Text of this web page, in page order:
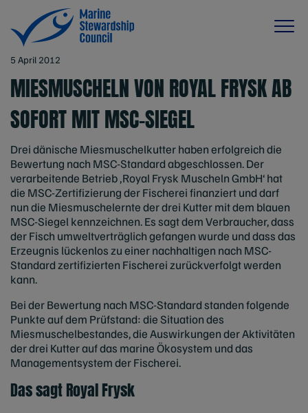
5 April 2012
MIESMUSCHELN VON ROYAL FRYSK AB
SOFORT MIT MSC-SIEGEL
Drei dänische Miesmuschelkutter haben erfolgreich die
Bewertung nach MSC-Standard abgeschlossen. Der
verarbeitende Betrieb ‚Royal Frysk Muscheln GmbH‘ hat
die MSC-Zertifizierung der Fischerei finanziert und darf
nun die Miesmuschelernte der drei Kutter mit dem blauen
MSC-Siegel kennzeichnen. Es sagt dem Verbraucher, dass
der Fisch umweltverträglich gefangen wurde und dass das
Erzeugnis lückenlos zu einer nachhaltigen nach MSC-
Standard zertifizierten Fischerei zurückverfolgt werden
kann.
Bei der Bewertung nach MSC-Standard standen folgende
Punkte auf dem Prüfstand: die Situation des
Miesmuschelbestandes, die Auswirkungen der Aktivitäten
der drei Kutter auf das marine Ökosystem und das
Managementsystem der Fischerei.
Das sagt Royal Frysk